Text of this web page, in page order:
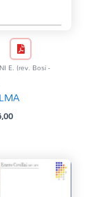
E. (rev. Bosi -